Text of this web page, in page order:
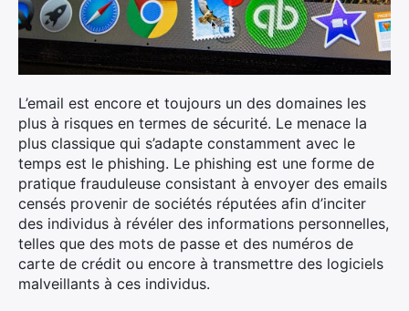
L’email est encore et toujours un des domaines les
plus à risques en termes de sécurité. Le menace la
plus classique qui s’adapte constamment avec le
temps est le phishing. Le phishing est une forme de
pratique frauduleuse consistant à envoyer des emails
censés provenir de sociétés réputées afin d’inciter
des individus à révéler des informations personnelles,
telles que des mots de passe et des numéros de
carte de crédit ou encore à transmettre des logiciels
malveillants à ces individus.